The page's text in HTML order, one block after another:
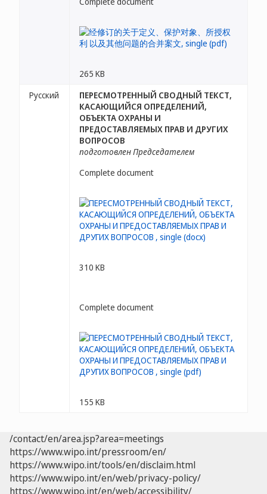
265 KB
Русский
ПЕРЕСМОТРЕННЫЙ СВОДНЫЙ ТЕКСТ,
КАСАЮЩИЙСЯ ОПРЕДЕЛЕНИЙ,
ОБЪЕКТА ОХРАНЫ И
ПРЕДОСТАВЛЯЕМЫХ ПРАВ И ДРУГИХ
ВОПРОСОВ
подготовлен Председателем
Complete document
310 KB
Complete document
155 KB
/contact/en/area.jsp?area=meetings
https://www.wipo.int/pressroom/en/
https://www.wipo.int/tools/en/disclaim.html
https://www.wipo.int/en/web/privacy-policy/
https://www.wipo.int/en/web/accessibility/